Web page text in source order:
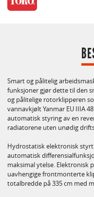
Smart og pålitelig
funksjoner gjør dette til den
og pålitelige rotorklipperen
vannavkjølt Yanmar EU IIIA
automatisk styring av en
radiatorene uten unødig
Hydrostatisk elektronisk
automatisk
maksimal ytelse. Elektronisk
uavhengige frontmonterte
totalbredde på 335 cm med